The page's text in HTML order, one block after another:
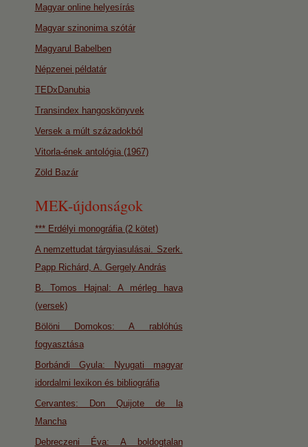
Magyar online helyesírás
Magyar szinonima szótár
Magyarul Babelben
Népzenei példatár
TEDxDanubia
Transindex hangoskönyvek
Versek a múlt századokból
Vitorla-ének antológia (1967)
Zöld Bazár
MEK-újdonságok
*** Erdélyi monográfia (2 kötet)
A nemzettudat tárgyiasulásai. Szerk.
Papp Richárd, A. Gergely András
B. Tomos Hajnal: A mérleg hava
(versek)
Bölöni Domokos: A rablóhús
fogyasztása
Borbándi Gyula: Nyugati magyar
idordalmi lexikon és bibliográfia
Cervantes: Don Quijote de la
Mancha
Debreczeni Éva: A boldogtalan